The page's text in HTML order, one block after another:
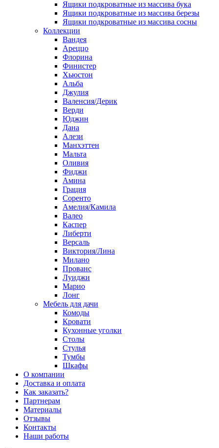
Ящики подкроватные из массива бука
Ящики подкроватные из массива березы
Ящики подкроватные из массива сосны
Коллекции
Вандея
Ареццо
Флорина
Финистер
Хьюстон
Альба
Джулия
Валенсия/Дерик
Верди
Юджин
Дана
Алези
Манхэттен
Мальта
Оливия
Фиджи
Амина
Грация
Соренто
Амелия/Камила
Валео
Каспер
Либерти
Версаль
Виктория/Лина
Милано
Прованс
Луиджи
Марио
Лонг
Мебель для дачи
Комоды
Кровати
Кухонные уголки
Столы
Стулья
Тумбы
Шкафы
О компании
Доставка и оплата
Как заказать?
Партнерам
Материалы
Отзывы
Контакты
Наши работы